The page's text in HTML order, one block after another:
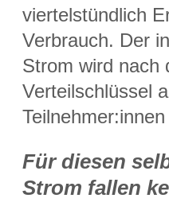
viertelstündlich
Verbrauch. Der
Strom wird nach
Verteilschlüssel
Für diesen
Strom fallen